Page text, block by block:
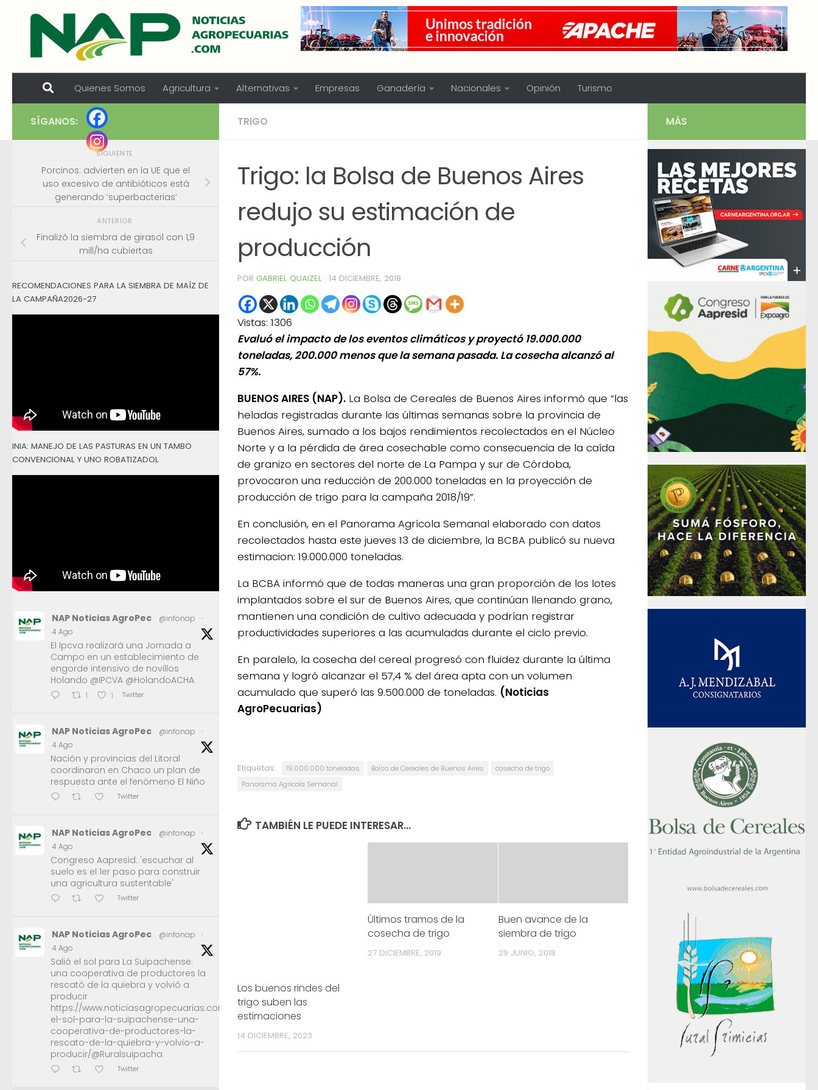
Skip to content
Quienes Somos Agricultura Alternativas Empresas Ganadería Nacionales Opinión Turismo
TRIGO
Trigo: la Bolsa de Buenos Aires
redujo su estimación de
producción
POR GABRIEL QUAIZEL · 14 DICIEMBRE, 2018
Vistas: 1306
Evaluó el impacto de los eventos climáticos y proyectó 19.000.000
toneladas, 200.000 menos que la semana pasada. La cosecha alcanzó al
57%.
BUENOS AIRES (NAP). La Bolsa de Cereales de Buenos Aires informó que “las
heladas registradas durante las últimas semanas sobre la provincia de
Buenos Aires, sumado a los bajos rendimientos recolectados en el Núcleo
Norte y a la pérdida de área cosechable como consecuencia de la caída
de granizo en sectores del norte de La Pampa y sur de Córdoba,
provocaron una reducción de 200.000 toneladas en la proyección de
producción de trigo para la campaña 2018/19”.
En conclusión, en el Panorama Agrícola Semanal elaborado con datos
recolectados hasta este jueves 13 de diciembre, la BCBA publicó su nueva
estimacion: 19.000.000 toneladas.
La BCBA informó que de todas maneras una gran proporción de los lotes
implantados sobre el sur de Buenos Aires, que continúan llenando grano,
mantienen una condición de cultivo adecuada y podrían registrar
productividades superiores a las acumuladas durante el ciclo previo.
En paralelo, la cosecha del cereal progresó con fluidez durante la última
semana y logró alcanzar el 57,4 % del área apta con un volumen
acumulado que superó las 9.500.000 de toneladas. (Noticias
AgroPecuarias)
Etiquetas: 19.000.000 toneladas Bolsa de Cereales de Buenos Aires
cosecha de trigo
Panorama Agrìcola Semanal
TAMBIÉN LE PUEDE INTERESAR...
Los buenos rindes del
trigo suben las
estimaciones
14 DICIEMBRE, 2023
Últimos tramos de la
cosecha de trigo
27 DICIEMBRE, 2019
Buen avance de la
siembra de trigo
29 JUNIO, 2018
SÍGANOS:
SIGUIENTE
Porcinos: advierten en la UE que el
uso excesivo de antibióticos está
generando ‘superbacterias’
ANTERIOR
Finalizó la siembra de girasol con 1,9
mill/ha cubiertas
RECOMENDACIONES PARA LA SIEMBRA DE MAÍZ DE
LA CAMPAÑA2026-27
INIA: MANEJO DE LAS PASTURAS EN UN TAMBO
CONVENCIONAL Y UNO ROBATIZADOL
NAP Noticias AgroPec @infonap
·
4 Ago
El Ipcva realizará una Jornada a
Campo en un establecimiento de
engorde intensivo de novillos
Holando @IPCVA @HolandoACHA
1 1 Twitter
NAP Noticias AgroPec @infonap
·
4 Ago
Nación y provincias del Litoral
coordinaron en Chaco un plan de
respuesta ante el fenómeno El Niño
Twitter
NAP Noticias AgroPec @infonap
·
4 Ago
Congreso Aapresid: 'escuchar al
suelo es el 1er paso para construir
una agricultura sustentable'
Twitter
NAP Noticias AgroPec @infonap
·
4 Ago
Salió el sol para La Suipachense:
una cooperativa de productores la
rescató de la quiebra y volvió a
producir
https://www.noticiasagropecuarias.com/2026/08/04/salio-
el-sol-para-la-suipachense-una-
cooperativa-de-productores-la-
rescato-de-la-quiebra-y-volvio-a-
producir/@Ruralsuipacha
Twitter
MÁS